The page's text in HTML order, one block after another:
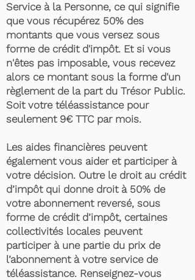
Service à la Personne, ce qui signifie
que vous récupérez 50% des
montants que vous versez sous
forme de crédit d'impôt. Et si vous
n'êtes pas imposable, vous recevez
alors ce montant sous la forme d'un
règlement de la part du Trésor Public.
Soit votre téléassistance pour
seulement 9€ TTC par mois.
Les aides financières peuvent
également vous aider et participer à
votre décision. Outre le droit au crédit
d’impôt qui donne droit à 50% de
votre abonnement reversé, sous
forme de crédit d’impôt, certaines
collectivités locales peuvent
participer à une partie du prix de
l’abonnement à votre service de
téléassistance. Renseignez-vous